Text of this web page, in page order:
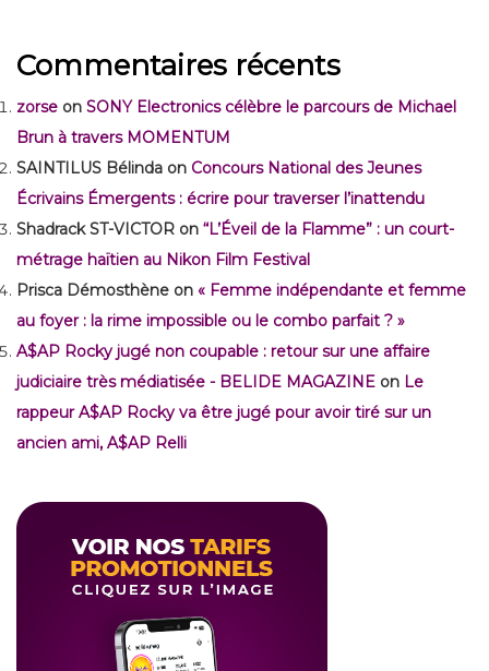
Commentaires récents
zorse on SONY Electronics célèbre le parcours de Michael
Brun à travers MOMENTUM
SAINTILUS Bélinda on Concours National des Jeunes
Écrivains Émergents : écrire pour traverser l’inattendu
Shadrack ST-VICTOR on “L’Éveil de la Flamme” : un court-
métrage haïtien au Nikon Film Festival
Prisca Démosthène on « Femme indépendante et femme
au foyer : la rime impossible ou le combo parfait ? »
A$AP Rocky jugé non coupable : retour sur une affaire
judiciaire très médiatisée - BELIDE MAGAZINE on Le
rappeur A$AP Rocky va être jugé pour avoir tiré sur un
ancien ami, A$AP Relli